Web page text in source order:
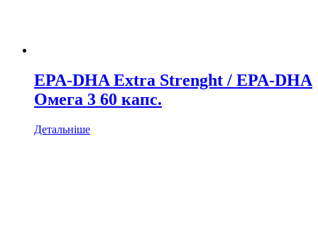
EPA-DHA Extra Strenght / EPA-DHA
Омега 3 60 капс.
Детальніше